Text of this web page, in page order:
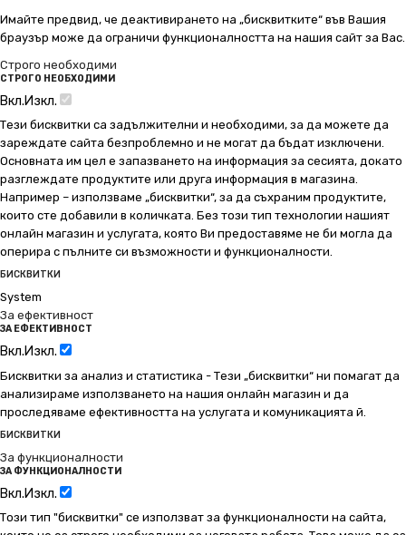
Имайте предвид, че деактивирането на „бисквитките“ във Вашия
браузър може да ограничи функционалността на нашия сайт за Вас.
Строго необходими
СТРОГО НЕОБХОДИМИ
Вкл.Изкл.
Тези бисквитки са задължителни и необходими, за да можете да
зареждате сайта безпроблемно и не могат да бъдат изключени.
Основната им цел е запазването на информация за сесията, докато
разглеждате продуктите или друга информация в магазина.
Например – използваме „бисквитки“, за да съхраним продуктите,
които сте добавили в количката. Без този тип технологии нашият
онлайн магазин и услугата, която Ви предоставяме не би могла да
оперира с пълните си възможности и функционалности.
БИСКВИТКИ
System
За ефективност
ЗА ЕФЕКТИВНОСТ
Вкл.Изкл.
Бисквитки за анализ и статистика - Тези „бисквитки“ ни помагат да
анализираме използването на нашия онлайн магазин и да
проследяваме ефективността на услугата и комуникацията й.
БИСКВИТКИ
За функционалности
ЗА ФУНКЦИОНАЛНОСТИ
Вкл.Изкл.
Този тип "бисквитки" се използват за функционалности на сайта,